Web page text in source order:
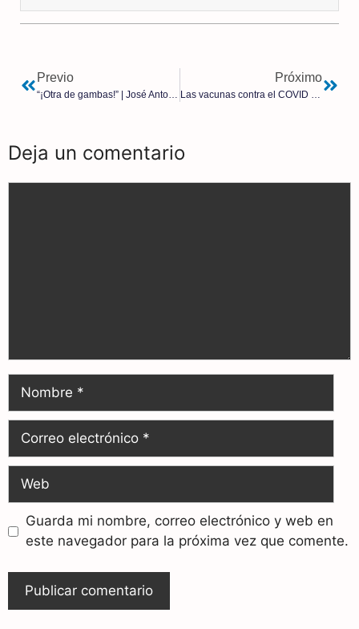
Previo
“¡Otra de gambas!” | José Antonio Ruiz de la Hermosa
Próximo
Las vacunas contra el COVID nunca fueron seguras para las mujeres embarazadas, según los propios datos de Pfizer
Deja un comentario
Guarda mi nombre, correo electrónico y web en
este navegador para la próxima vez que comente.